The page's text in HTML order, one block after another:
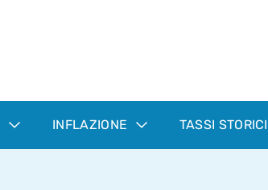
INFLAZIONE TASSI STORICI